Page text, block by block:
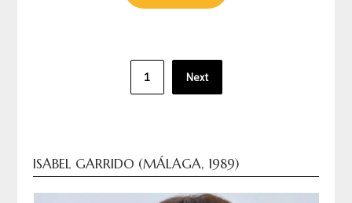
1 Next
ISABEL GARRIDO (MÁLAGA, 1989)